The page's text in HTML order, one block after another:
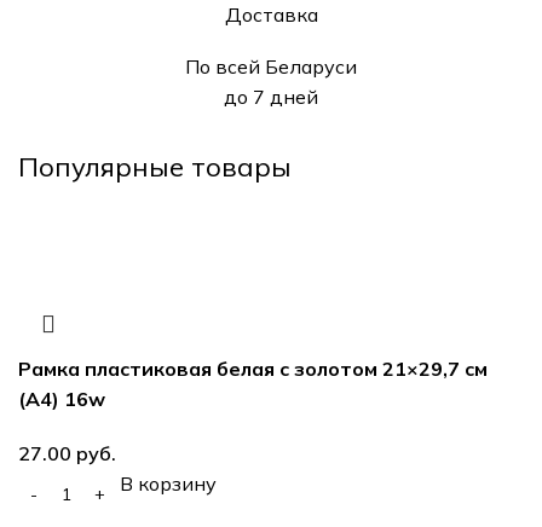
Доставка
По всей Беларуси
до 7 дней
Популярные товары
Рамка пластиковая белая с золотом 21×29,7 см
(А4) 16w
руб.
В корзину